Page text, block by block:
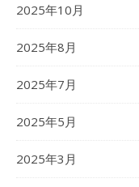
2025年10月
2025年8月
2025年7月
2025年5月
2025年3月